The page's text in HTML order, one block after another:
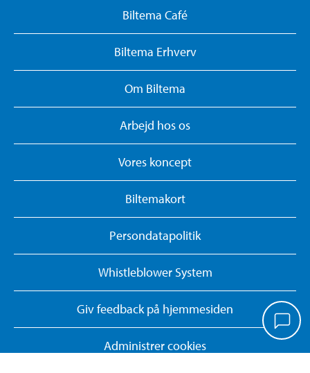
Biltema Café
Biltema Erhverv
Om Biltema
Arbejd hos os
Vores koncept
Biltemakort
Persondatapolitik
Whistleblower System
Giv feedback på hjemmesiden
Administrer cookies